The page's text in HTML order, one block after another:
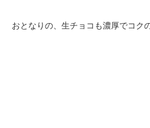
おとなりの、生チョコも濃厚でコク